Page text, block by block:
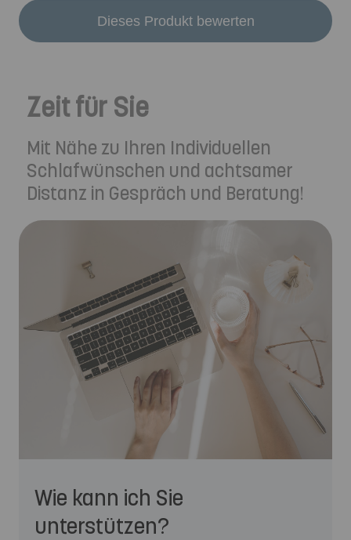
Dieses Produkt bewerten
Zeit für Sie
Mit Nähe zu Ihren Individuellen
Schlafwünschen und achtsamer
Distanz in Gespräch und Beratung!
Wie kann ich Sie
unterstützen?